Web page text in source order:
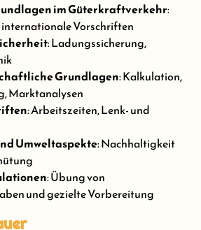
im Güterkraftverkehr:
Vorschriften
: Ladungssicherung,
Grundlagen: Kalkulation,
Marktanalysen
: Arbeitszeiten, Lenk- und
Umweltaspekte: Nachhaltigkeit
: Übung von
und gezielte Vorbereitung